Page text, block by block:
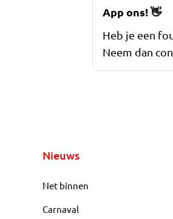
App ons!👋
Heb je een
Neem dan
Nieuws
Net binnen
Carnaval